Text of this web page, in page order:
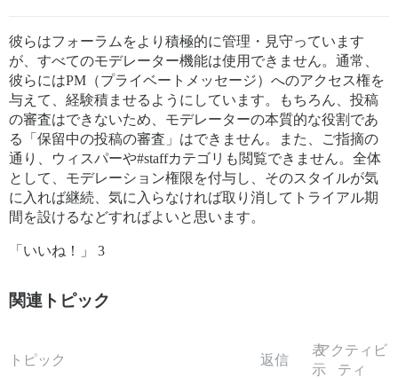
彼らはフォーラムをより積極的に管理・見守っています
が、すべてのモデレーター機能は使用できません。通常、
彼らにはPM（プライベートメッセージ）へのアクセス権を
与えて、経験積ませるようにしています。もちろん、投稿
の審査はできないため、モデレーターの本質的な役割であ
る「保留中の投稿の審査」はできません。また、ご指摘の
通り、ウィスパーや#staffカテゴリも閲覧できません。全体
として、モデレーション権限を付与し、そのスタイルが気
に入れば継続、気に入らなければ取り消してトライアル期
間を設けるなどすればよいと思います。
「いいね！」 3
関連トピック
トピック 返信
表
示
アクティビ
ティ